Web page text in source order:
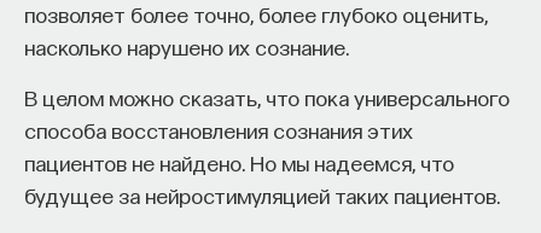
позволяет более точно, более глубоко оценить,
насколько нарушено их сознание.
В целом можно сказать, что пока универсального
способа восстановления сознания этих
пациентов не найдено. Но мы надеемся, что
будущее за нейростимуляцией таких пациентов.